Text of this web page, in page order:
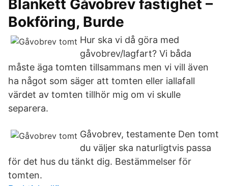
Blankett Gåvobrev fastighet –
Bokföring, Burde
Hur ska vi då göra med
gåvobrev/lagfart? Vi båda
måste äga tomten tillsammans men vi vill även
ha något som säger att tomten eller iallafall
värdet av tomten tillhör mig om vi skulle
separera.
Gåvobrev, testamente Den tomt
du väljer ska naturligtvis passa
för det hus du tänkt dig. Bestämmelser för
tomten.